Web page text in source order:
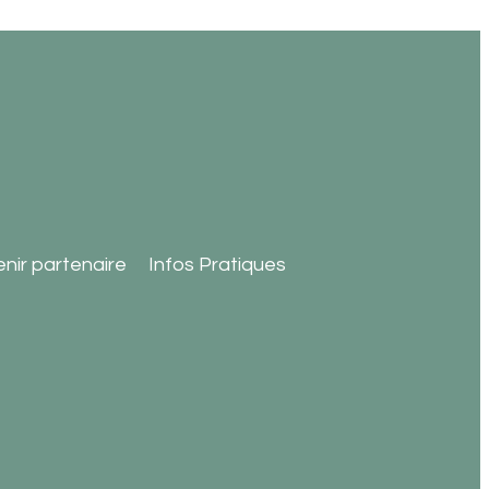
partenaire Infos Pratiques